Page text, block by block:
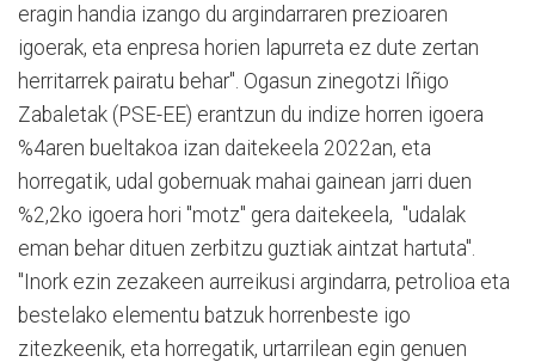
eragin handia izango du argindarraren prezioaren
igoerak, eta enpresa horien lapurreta ez dute zertan
herritarrek pairatu behar". Ogasun zinegotzi Iñigo
Zabaletak (PSE-EE) erantzun du indize horren igoera
%4aren bueltakoa izan daitekeela 2022an, eta
horregatik, udal gobernuak mahai gainean jarri duen
%2,2ko igoera hori "motz" gera daitekeela, "udalak
eman behar dituen zerbitzu guztiak aintzat hartuta".
"Inork ezin zezakeen aurreikusi argindarra, petrolioa eta
bestelako elementu batzuk horrenbeste igo
zitezkeenik, eta horregatik, urtarrilean egin genuen